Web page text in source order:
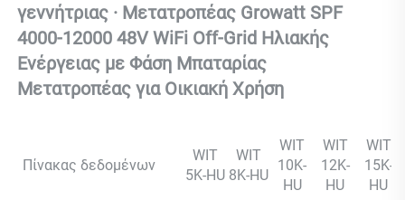
γεννήτριας · Μετατροπέας Growatt SPF
4000-12000 48V WiFi Off-Grid Ηλιακής
Ενέργειας με Φάση Μπαταρίας
Μετατροπέας για Οικιακή Χρήση
Πίνακας δεδομένων
WIT
5K-HU
WIT
8K-HU
WIT
10K-
HU
WIT
12K-
HU
WIT
15K-
HU